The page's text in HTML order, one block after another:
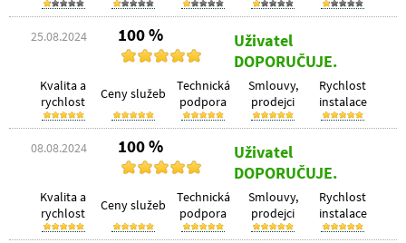
25.08.2024 100 %
Uživatel
DOPORUČUJE.
Kvalita a
rychlost
Ceny služeb
Technická
podpora
Smlouvy,
prodejci
Rychlost
instalace
08.08.2024 100 %
Uživatel
DOPORUČUJE.
Kvalita a
rychlost
Ceny služeb
Technická
podpora
Smlouvy,
prodejci
Rychlost
instalace